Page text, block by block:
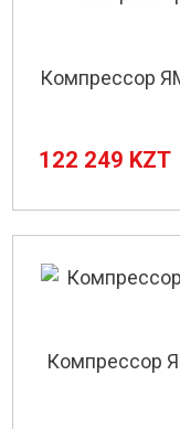
Компрессор
122 249 KZT
Компрессор